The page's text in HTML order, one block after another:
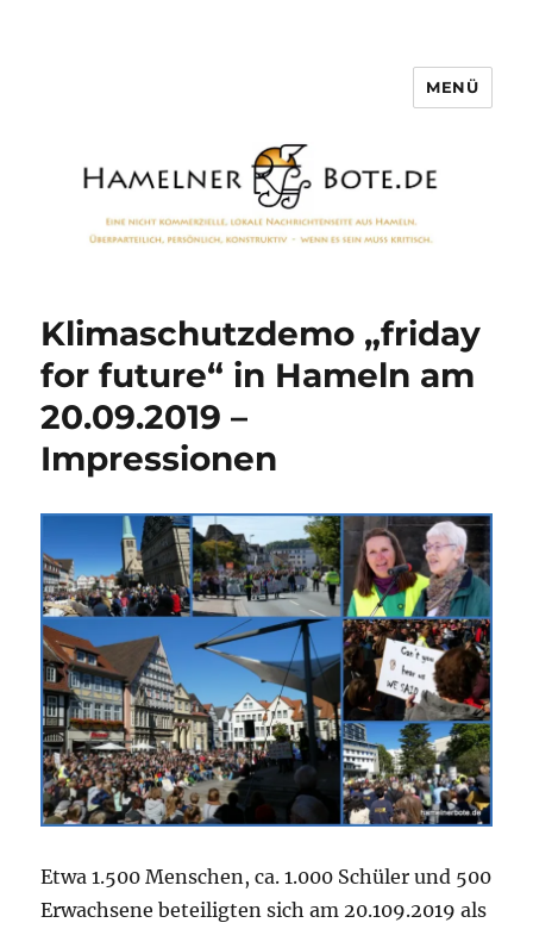
MENÜ
Klimaschutzdemo „friday
for future“ in Hameln am
20.09.2019 –
Impressionen
Etwa 1.500 Menschen, ca. 1.000 Schüler und 500
Erwachsene beteiligten sich am 20.109.2019 als